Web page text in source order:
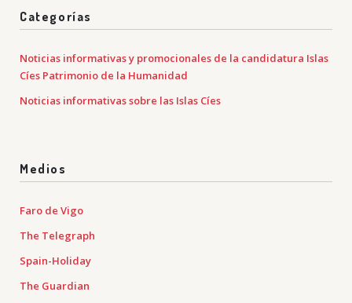
Categorías
Noticias informativas y promocionales de la candidatura Islas
Cíes Patrimonio de la Humanidad
Noticias informativas sobre las Islas Cíes
Medios
Faro de Vigo
The Telegraph
Spain-Holiday
The Guardian